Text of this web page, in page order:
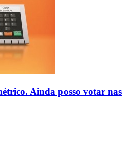
Ainda posso votar nas